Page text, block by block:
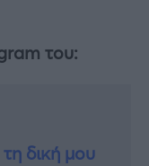
του:
δική μου